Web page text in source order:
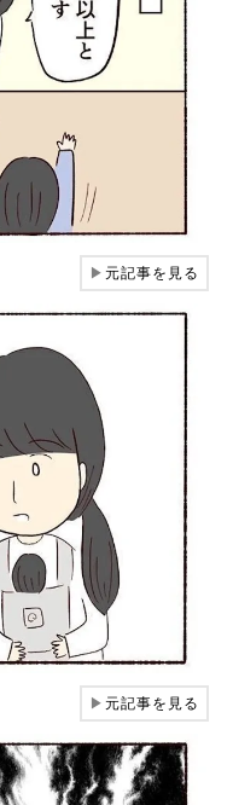
▶元記事を見る
▶元記事を見る